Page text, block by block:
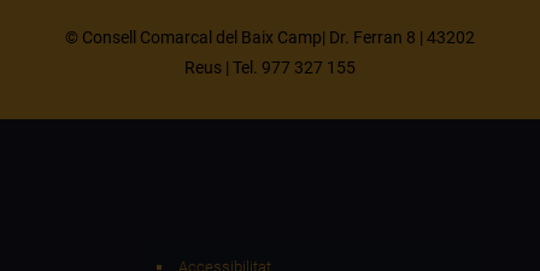
© Consell Comarcal del Baix Camp| Dr. Ferran 8 | 43202
Reus | Tel. 977 327 155
Accessibilitat